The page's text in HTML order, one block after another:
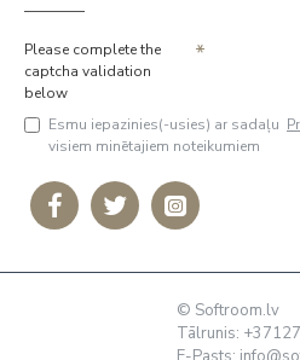
Please complete the
captcha validation
below
Esmu iepazinies(-usies) ar sadaļu
visiem minētajiem noteikumiem
© Softroom.lv
Tālrunis: